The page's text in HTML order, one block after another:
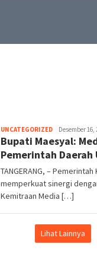
UNCATEGORIZED Kejar
Info
Desember 16,
Bupati Maesyal:
Pemerintah
TANGERANG, –
memperkuat sinergi
Kemitraan Media […]
Lihat Lainnya